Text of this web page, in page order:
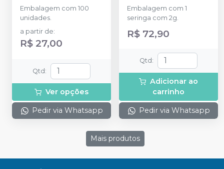
Embalagem com 100
unidades.
a partir de:
R$ 27,00
Qtd :
Ver opções
Pedir via Whatsapp
Embalagem com 1
seringa com 2g.
R$ 72,90
Qtd :
Adicionar ao
carrinho
Pedir via Whatsapp
Mais produtos